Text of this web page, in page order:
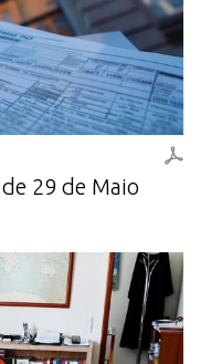
29 de Maio